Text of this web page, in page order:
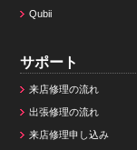
Qubii
サポート
来店修理の流れ
出張修理の流れ
来店修理申し込み